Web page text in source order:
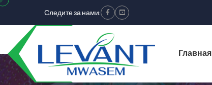
Следите за нами: FacebookYoutube
Главная